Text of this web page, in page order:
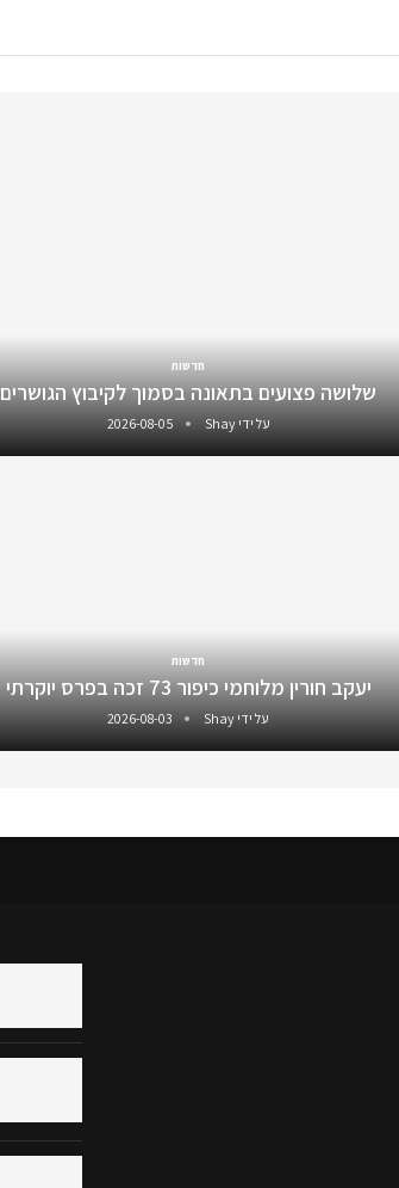
חדשות
שלושה פצועים בתאונה בסמוך לקיבוץ הגושרים
על ידיShay
2026-08-05
חדשות
יעקב חורין מלוחמי כיפור 73 זכה בפרס יוקרתי
על ידי Shay
2026-08-03